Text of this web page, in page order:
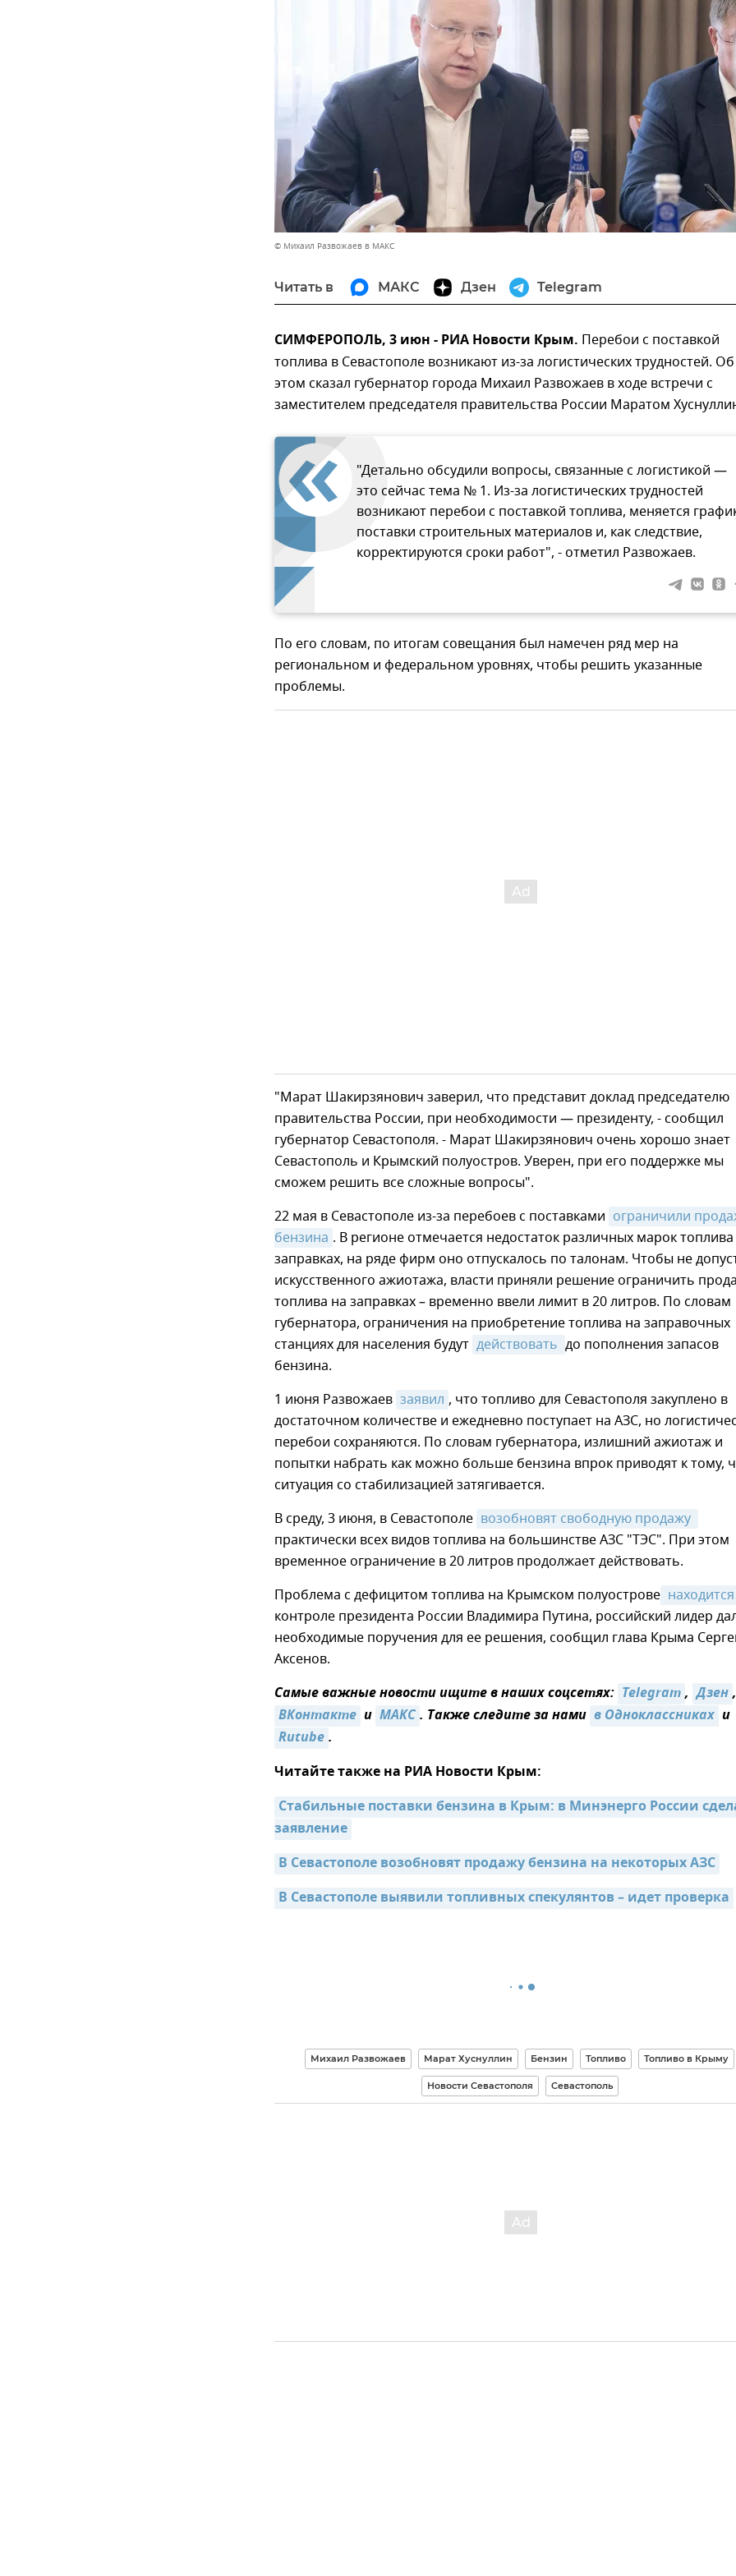
© Михаил Развожаев в МАКС
Читать в МАКС Дзен Telegram
СИМФЕРОПОЛЬ, 3 июн - РИА Новости Крым. Перебои с поставкой
топлива в Севастополе возникают из-за логистических трудностей. Об
этом сказал губернатор города Михаил Развожаев в ходе встречи с
заместителем председателя правительства России Маратом
"Детально обсудили вопросы, связанные с логистикой —
это сейчас тема № 1. Из-за логистических трудностей
возникают перебои с поставкой топлива, меняется
поставки строительных материалов и, как следствие,
корректируются сроки работ", - отметил Развожаев.
По его словам, по итогам совещания был намечен ряд мер на
региональном и федеральном уровнях, чтобы решить указанные
проблемы.
"Марат Шакирзянович заверил, что представит доклад председателю
правительства России, при необходимости — президенту, - сообщил
губернатор Севастополя. - Марат Шакирзянович очень хорошо знает
Севастополь и Крымский полуостров. Уверен, при его поддержке мы
сможем решить все сложные вопросы".
22 мая в Севастополе из-за перебоев с поставками ограничили
бензина . В регионе отмечается недостаток различных марок
заправках, на ряде фирм оно отпускалось по талонам. Чтобы не
искусственного ажиотажа, власти приняли решение ограничить
топлива на заправках – временно ввели лимит в 20 литров. По словам
губернатора, ограничения на приобретение топлива на заправочных
станциях для населения будут действовать до пополнения запасов
бензина.
1 июня Развожаев заявил , что топливо для Севастополя закуплено в
достаточном количестве и ежедневно поступает на АЗС, но
перебои сохраняются. По словам губернатора, излишний ажиотаж и
попытки набрать как можно больше бензина впрок приводят к тому,
ситуация со стабилизацией затягивается.
В среду, 3 июня, в Севастополе
практически всех видов топлива на большинстве АЗС "ТЭС". При этом
временное ограничение в 20 литров продолжает действовать.
Проблема с дефицитом топлива на Крымском полуострове находится
контроле президента России Владимира Путина, российский лидер
необходимые поручения для ее решения, сообщил глава Крыма
Аксенов.
Самые важные новости ищите в наших соцсетях: Telegram, Дзен,
ВКонтакте и МАКС. Также следите за нами в Одноклассниках и
Rutube.
Читайте также на РИА Новости Крым:
Стабильные поставки бензина в Крым: в Минэнерго России
заявление
В Севастополе возобновят продажу бензина на некоторых АЗС
В Севастополе выявили топливных спекулянтов – идет проверка
Михаил Развожаев Марат Хуснуллин Бензин Топливо Топливо в Крыму
Новости Севастополя Севастополь